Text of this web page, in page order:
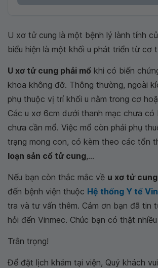
U xơ tử cung là một bệnh lý lành tính
biểu hiện là một khối u phát triển từ cơ
U xơ tử cung phải mổ khi có biến
khoa không đỡ. Thông thường, ngoài
phụ thuộc vị trí khối u nằm trong cơ
Các u xơ 6cm dưới thanh mạc chưa có
chưa cần mổ. Việc mổ còn phải phụ
trạng mong con, có kèm theo các tổn
loạn sản cổ tử cung,...
Nếu bạn còn thắc mắc về u xơ tử cung
đến bệnh viện thuộc Hệ thống Y tế
tra và tư vấn thêm. Cảm ơn bạn đã tin
hỏi đến Vinmec. Chúc bạn có thật
Trân trọng!
Để đặt lịch khám tại viện, Quý khách